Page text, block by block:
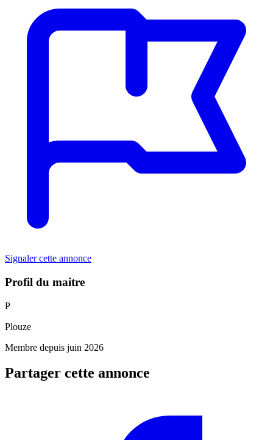
Signaler cette annonce
Profil du maitre
P
Plouze
Membre depuis juin 2026
Partager cette annonce